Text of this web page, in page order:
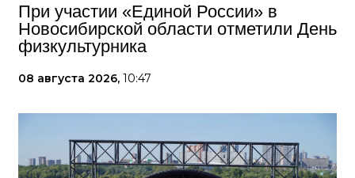
При участии «Единой России» в
Новосибирской области отметили День
физкультурника
08 августа 2026, 10:47